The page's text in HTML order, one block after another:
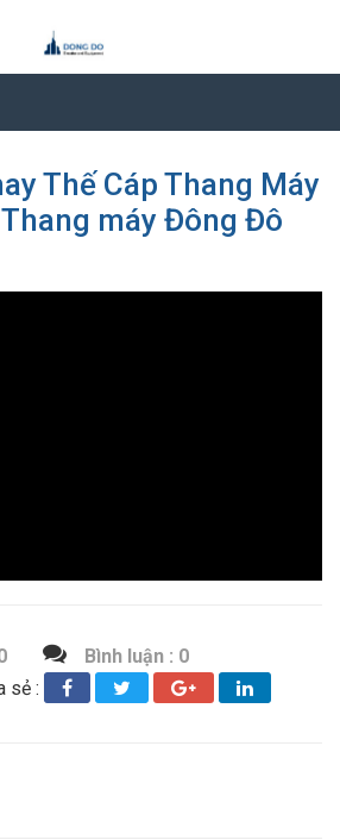
Thế Cáp Thang Máy
máy Đông Đô
Bình luận : 0
sẻ :